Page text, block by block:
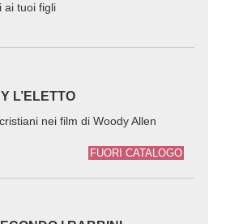
ai tuoi figli
L’ELETTO
nei film di Woody Allen
FUORI CATALOGO